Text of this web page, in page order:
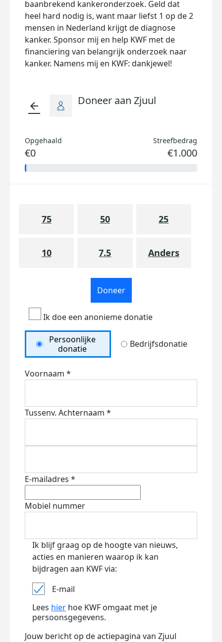
baanbrekend kankeronderzoek. Geld dat
heel hard nodig is, want maar liefst 1 op de 2
mensen in Nederland krijgt de diagnose
kanker. Sponsor mij en help KWF met de
financiering van belangrijk onderzoek naar
kanker. Namens mij en KWF: dankjewel!
arrow_back Doneer aan Zjuul
Opgehaald
€0
Streefbedrag
€1.000
75 50 25
10 7.5 Anders
Doneer
Ik doe een anonieme donatie
Persoonlijke
donatie
Bedrijfsdonatie
Voornaam *
Tussenv. Achternaam *
E-mailadres *
Mobiel nummer
Ik blijf graag op de hoogte van nieuws,
acties en manieren waarop ik kan
bijdragen aan KWF via:
E-mail
Lees hier hoe KWF omgaat met je
persoonsgegevens.
Jouw bericht op de actiepagina van Zjuul